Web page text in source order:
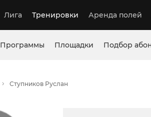
Лига Тренировки Аренда полей
Программы Площадки Подбор
Ступников Руслан